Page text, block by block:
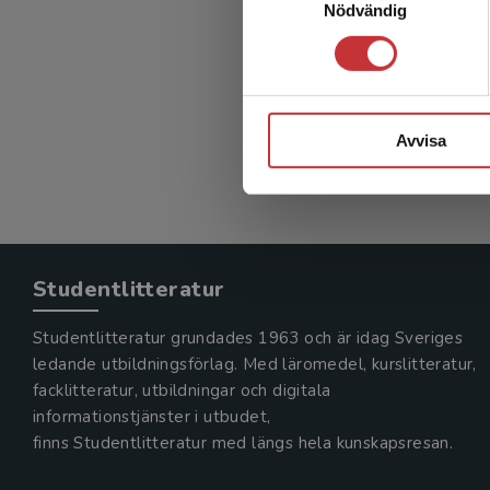
Nödvändig
Avvisa
Studentlitteratur
Studentlitteratur grundades 1963 och är idag Sveriges
ledande utbildningsförlag. Med läromedel, kurslitteratur,
facklitteratur, utbildningar och digitala
informationstjänster i utbudet,
finns Studentlitteratur med längs hela kunskapsresan.